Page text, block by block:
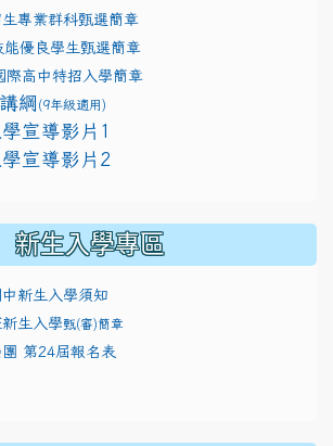
專業群科甄選簡章
能優良學生甄選簡章
際高中特招入學簡章
綱 (9年級適用)
docs.google.com/presentation/d/
宣導影片1
docs.google.com/presentation/d/
宣導影片2
新生入學專區
新生入學須知
生入學甄(審)簡章
第24屆報名表